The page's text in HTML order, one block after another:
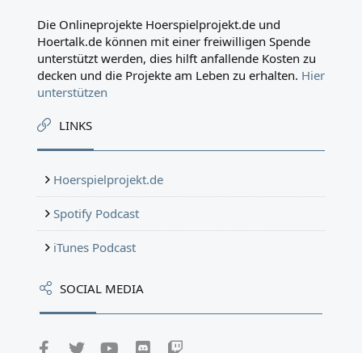
Die Onlineprojekte Hoerspielprojekt.de und
Hoertalk.de können mit einer freiwilligen Spende
unterstützt werden, dies hilft anfallende Kosten zu
decken und die Projekte am Leben zu erhalten. Hier
unterstützen
LINKS
Hoerspielprojekt.de
Spotify Podcast
iTunes Podcast
SOCIAL MEDIA
FacebookTwitter youtubeDiscord